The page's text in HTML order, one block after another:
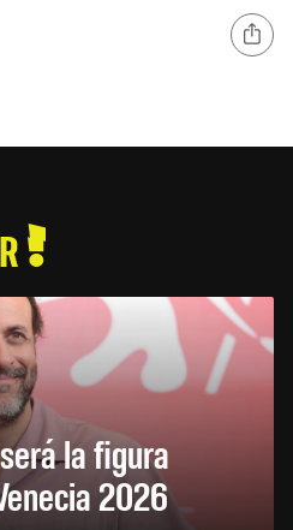
la figura
2026